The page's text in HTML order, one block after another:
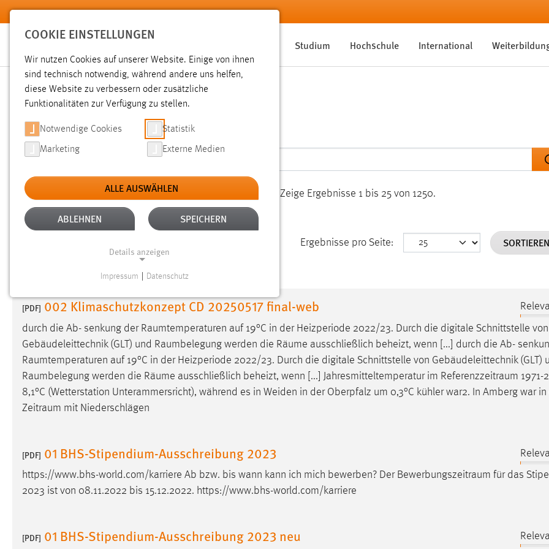
Zum Hauptinhalt springen
Studium Hochschule International
SUCHE
Gesucht nach "raum".Es wurden 1250 Ergebnisse gefunden. Zeige Ergebnisse 1 bis 25 von 1250.
Ergebnisse pro Seite:
[PDF] 002 Klimaschutzkonzept CD 20250517 final-web
durch die Ab- senkung der Raumtemperaturen auf 19°C in der Heizperiode 2022/23. Durch die digitale Schnittstelle von
Gebäudeleittechnik (GLT) und Raumbelegung werden die Räume ausschließlich beheizt, wenn [...] durch die Ab-
Raumtemperaturen auf 19°C in der Heizperiode 2022/23. Durch die digitale Schnittstelle von Gebäudeleittechnik (GLT)
Raumbelegung werden die Räume ausschließlich beheizt, wenn [...] Jahresmitteltemperatur im Referenzzeitraum 1971-
8,1°C (Wetterstation Unterammersricht), während es in Weiden in der Oberpfalz um 0,3°C kühler war2. In Amberg war
Zeitraum mit Niederschlägen
[PDF] 01 BHS-Stipendium-Ausschreibung 2023
https://www.bhs-world.com/karriere Ab bzw. bis wann kann ich mich bewerben? Der Bewerbungszeitraum für das
2023 ist von 08.11.2022 bis 15.12.2022. https://www.bhs-world.com/karriere
[PDF] 01 BHS-Stipendium-Ausschreibung 2023 neu
COOKIE EINSTELLUNGEN
Wir nutzen Cookies auf unserer Website. Einige von ihnen
sind technisch notwendig, während andere uns helfen,
diese Website zu verbessern oder zusätzliche
Funktionalitäten zur Verfügung zu stellen.
Notwendige Cookies Statistik
Marketing Externe Medien
ALLE AUSWÄHLEN
ABLEHNEN SPEICHERN
Details anzeigen
Notwendige Cookies ermöglichen grundlegende
Website erforderlich.
Einverständnis
Name: cookie_consent
Zweck:
Dieser Cookie speichert die
Cookie Laufzeit:
Performance
Für performante Seitenauslieferung wird
Impressum Datenschutz